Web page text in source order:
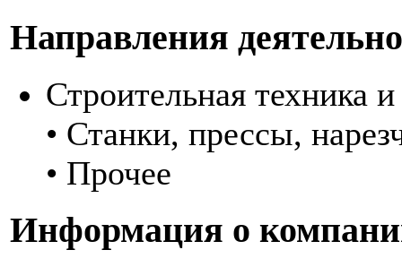
Направления
Строительная техника
• Станки, прессы,
• Прочее
Информация о